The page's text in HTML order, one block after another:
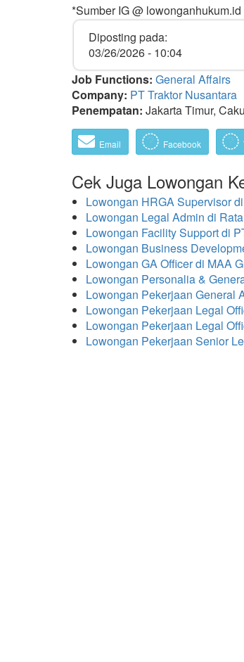
*Sumber IG @ lowonganhukum.id
Diposting pada:
03/26/2026 - 10:04
Job Functions: General Affairs
Company: PT Traktor Nusantara
Penempatan: Jakarta Timur,
Email Facebook
Cek Juga Lowongan
Lowongan HRGA Supervisor
Lowongan Legal Admin di
Lowongan Facility Support di
Lowongan Business
Lowongan GA Officer di MAA
Lowongan Personalia &
Lowongan Pekerjaan General
Lowongan Pekerjaan Legal
Lowongan Pekerjaan Legal
Lowongan Pekerjaan Senior